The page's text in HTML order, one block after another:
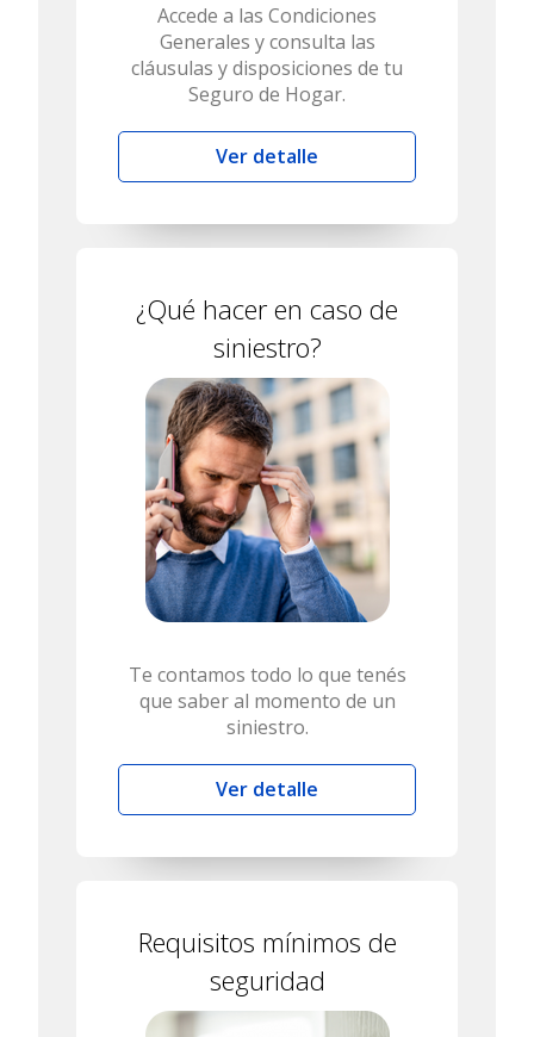
Accede a las Condiciones
Generales y consulta las
cláusulas y disposiciones de tu
Seguro de Hogar.
Ver detalle
¿Qué hacer en caso de
siniestro?
Te contamos todo lo que tenés
que saber al momento de un
siniestro.
Ver detalle
Requisitos mínimos de
seguridad